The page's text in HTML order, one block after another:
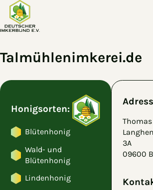
Zum Hauptinhalt springen
Talmühlenimkerei.de
Honigsorten:
Blütenhonig
Wald- und
Blütenhonig
Lindenhonig
3A
09600